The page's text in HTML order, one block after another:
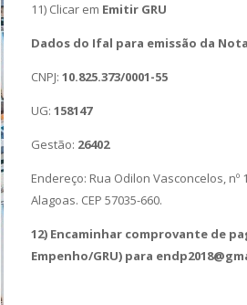
11) Clicar em Emitir GRU
Dados do Ifal para emissão da
CNPJ:10.825.373/0001-55
UG:158147
Gestão: 26402
Endereço: Rua Odilon Vasconcelos, nº
Alagoas. CEP 57035-660.
12) Encaminhar comprovante de
Empenho/GRU) para